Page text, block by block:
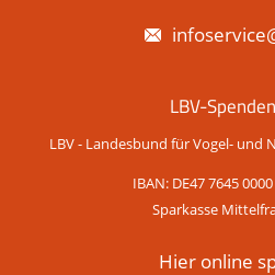
LBV-
LBV - Landesbund für Vogel- und
IBAN: DE47 7645
Sparkasse
Hier online